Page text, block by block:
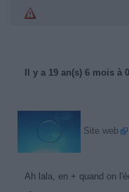
Il y a 19 an(s) 6 mois à
Site web
Ah lala, en + quand on